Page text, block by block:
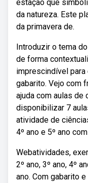
estação que
da natureza. Este
da primavera de.
Introduzir o tema
de forma
imprescindível para
gabarito. Vejo com
ajuda com aulas de
disponibilizar 7
atividade de
4º ano e 5º ano
Webatividades,
2º ano, 3º ano, 4º
ano. Com gabarito